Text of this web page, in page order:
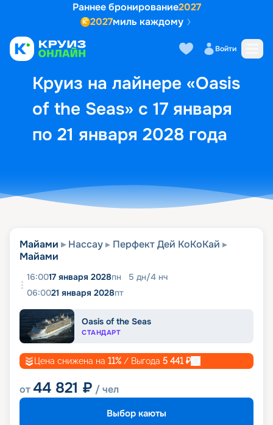
Раннее бронирование2027
2027миль каждому
Войти
Круиз на лайнере «Oasis
of the Seas» с 17 января
по 21 января 2028 года
Выбор кают Маршрут и
Майами Нассау
Перфект Дей КоКоКай
Майами
16:0017 января 2028пн 5 дн/4 нч
06:0021 января 2028пт
Oasis of the Seas
СТАНДАРТ
Цена снижена на 11% / Выгода 5 441₽
от44 821 ₽ / чел
Выбор каюты